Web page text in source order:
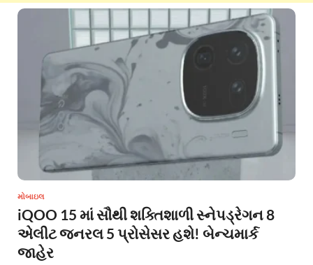
મોબાઇલ
iQOO 15 માં સૌથી શક્તિશાળી સ્નેપડ્રેગન 8
એલીટ જનરલ 5 પ્રોસેસર હશે! બેન્ચમાર્ક
જાહેર